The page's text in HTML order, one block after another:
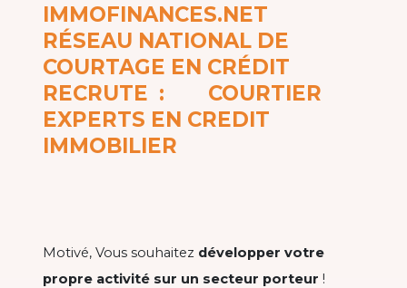
IMMOFINANCES.NET
RÉSEAU NATIONAL DE
COURTAGE EN CRÉDIT
RECRUTE : COURTIER
EXPERTS EN CREDIT
IMMOBILIER
Motivé, Vous souhaitez développer votre
propre activité sur un secteur porteur !